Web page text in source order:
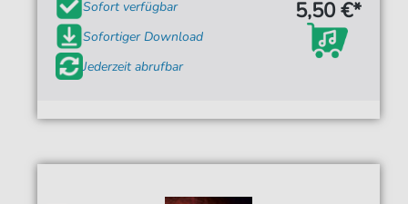
Sofort verfügbar
Sofortiger Download
Jederzeit abrufbar
5,50 €*